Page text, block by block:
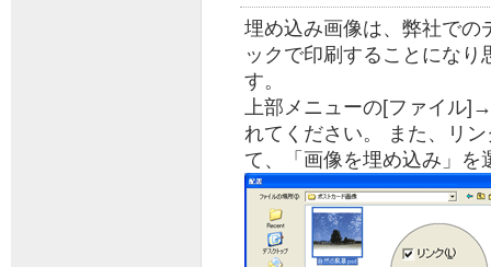
埋め込み画像は、弊社での
ックで印刷することにな
す。
上部メニューの[ファイル
れてください。 また、リ
て、「画像を埋め込み」を